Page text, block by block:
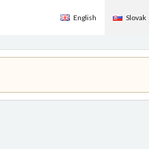
English Slovak